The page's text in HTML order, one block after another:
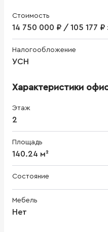
Стоимость
14 750 000 ₽ / 105 177 ₽
Налогообложение
УСН
Характеристики
Этаж
2
Площадь
140.24 м²
Состояние
Мебель
Нет